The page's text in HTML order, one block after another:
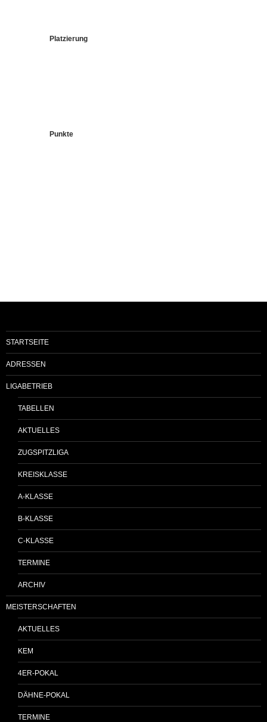
Platzierung
Punkte
STARTSEITE
ADRESSEN
LIGABETRIEB
TABELLEN
AKTUELLES
ZUGSPITZLIGA
KREISKLASSE
A-KLASSE
B-KLASSE
C-KLASSE
TERMINE
ARCHIV
MEISTERSCHAFTEN
AKTUELLES
KEM
4ER-POKAL
DÄHNE-POKAL
TERMINE